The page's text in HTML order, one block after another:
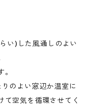
い)した風通しのよい
のよい窓辺か温室に
て空気を循環させてく